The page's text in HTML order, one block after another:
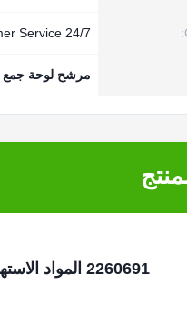
24/7 Customer Service
مرشح لوحة جمع الغبار
2260691 المواد الاستهلاكية حاوية جمع الغبار استبدال فلتر لوحة لجهاز لحام بالليزر